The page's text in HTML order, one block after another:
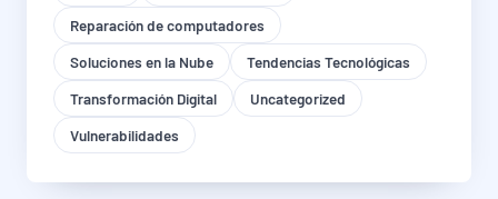
Reparación de computadores
Soluciones en la Nube
Tendencias Tecnológicas
Transformación Digital
Uncategorized
Vulnerabilidades